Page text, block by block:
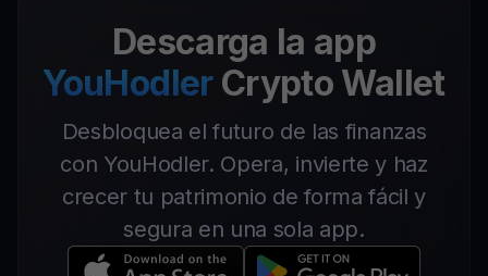
Descarga la app
YouHodler Crypto Wallet
Desbloquea el futuro de las finanzas
con YouHodler. Opera, invierte y haz
crecer tu patrimonio de forma fácil y
segura en una sola app.